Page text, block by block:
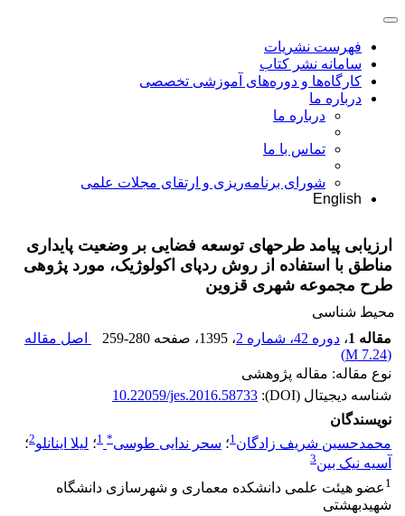
فهرست نشریات
سامانه نشر کتاب
کارگاه‌ها و دوره‌های آموزشی تخصصی
درباره ما
درباره ما
تماس با ما
شورای برنامه‌ریزی و ارتقای مجلات علمی
English
ارزیابی پیامد طرحهای توسعه فضایی بر وضعیت پایداری
مناطق با استفاده از روش ردپای اکولوژیک، مورد پژوهی
طرح مجموعه شهری قزوین
محیط شناسی
مقاله 1
، دوره 42، شماره 2 ، 1395 ، صفحه 259-280
اصل مقاله
(
7.24 M
)
نوع مقاله: مقاله پژوهشی
شناسه دیجیتال (DOI):
10.22059/jes.2016.58733
نویسندگان
محمدحسین شریف زادگان1؛ سحر ندایی طوسی*
1؛ لیلا اینانلو2؛
آسیه نیک بین3
1 عضو هیئت علمی دانشکده معماری و شهرسازی دانشگاه
شهیدبهشتی